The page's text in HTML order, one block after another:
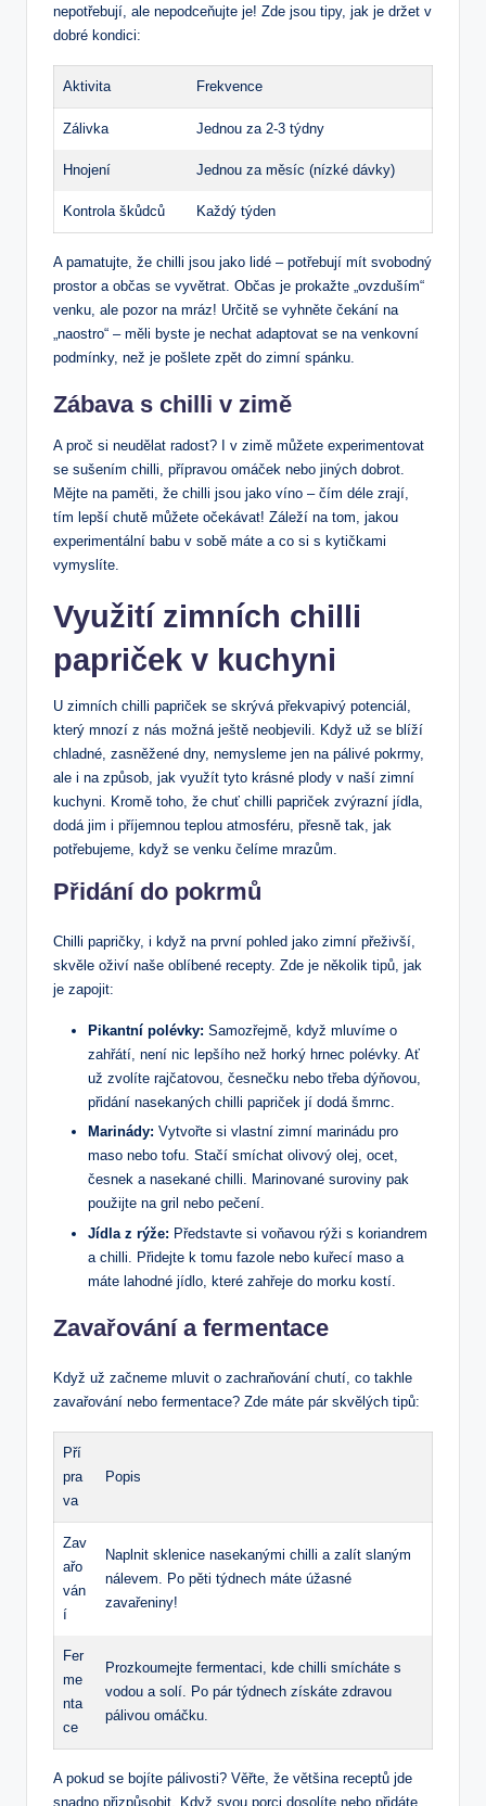
nepotřebují, ale nepodceňujte je! Zde jsou tipy, jak je držet v
dobré kondici:
Aktivita Frekvence
Zálivka Jednou za 2-3 týdny
Hnojení Jednou za měsíc (nízké dávky)
Kontrola škůdců Každý týden
A pamatujte, že chilli jsou jako lidé – potřebují mít svobodný
prostor a občas se vyvětrat. Občas je prokažte „ovzduším“
venku, ale pozor na mráz! Určitě se vyhněte čekání na
„naostro“ – měli byste je nechat adaptovat se na venkovní
podmínky, než je pošlete zpět do zimní spánku.
Zábava s chilli v zimě
A proč si neudělat radost? I v zimě můžete experimentovat
se sušením chilli, přípravou omáček nebo jiných dobrot.
Mějte na paměti, že chilli jsou jako víno – čím déle zrají,
tím lepší chutě můžete očekávat! Záleží na tom, jakou
experimentální babu v sobě máte a co si s kytičkami
vymyslíte.
Využití zimních chilli
papriček v kuchyni
U zimních chilli papriček se skrývá překvapivý potenciál,
který mnozí z nás možná ještě neobjevili. Když už se blíží
chladné, zasněžené dny, nemysleme jen na pálivé pokrmy,
ale i na způsob, jak využít tyto krásné plody v naší zimní
kuchyni. Kromě toho, že chuť chilli papriček zvýrazní jídla,
dodá jim i příjemnou teplou atmosféru, přesně tak, jak
potřebujeme, když se venku čelíme mrazům.
Přidání do pokrmů
Chilli papričky, i když na první pohled jako zimní přeživší,
skvěle oživí naše oblíbené recepty. Zde je několik tipů, jak
je zapojit:
Pikantní polévky: Samozřejmě, když mluvíme o
zahřátí, není nic lepšího než horký hrnec polévky. Ať
už zvolíte rajčatovou, česnečku nebo třeba dýňovou,
přidání nasekaných chilli papriček jí dodá šmrnc.
Marinády: Vytvořte si vlastní zimní marinádu pro
maso nebo tofu. Stačí smíchat olivový olej, ocet,
česnek a nasekané chilli. Marinované suroviny pak
použijte na gril nebo pečení.
Jídla z rýže: Představte si voňavou rýži s koriandrem
a chilli. Přidejte k tomu fazole nebo kuřecí maso a
máte lahodné jídlo, které zahřeje do morku kostí.
Zavařování a fermentace
Když už začneme mluvit o zachraňování chutí, co takhle
zavařování nebo fermentace? Zde máte pár skvělých tipů:
Pří
pra
va
Popis
Zav
ařo
ván
í
Naplnit sklenice nasekanými chilli a zalít slaným
nálevem. Po pěti týdnech máte úžasné
zavařeniny!
Fer
me
nta
ce
Prozkoumejte fermentaci, kde chilli smícháte s
vodou a solí. Po pár týdnech získáte zdravou
pálivou omáčku.
A pokud se bojíte pálivosti? Věřte, že většina receptů jde
snadno přizpůsobit. Když svou porci dosolíte nebo přidáte